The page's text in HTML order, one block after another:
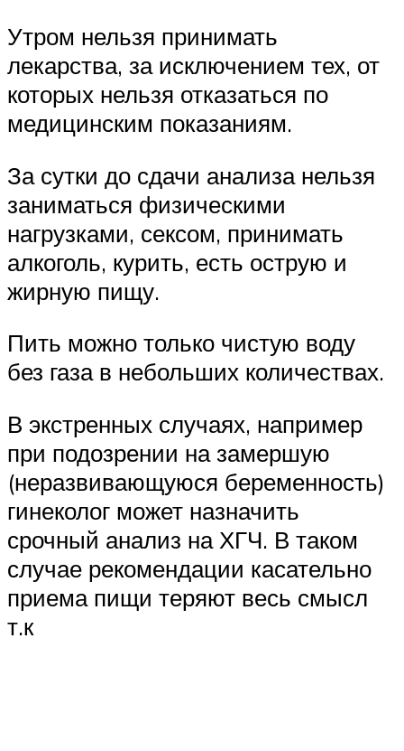
Утром нельзя принимать
лекарства, за исключением тех, от
которых нельзя отказаться по
медицинским показаниям.
За сутки до сдачи анализа нельзя
заниматься физическими
нагрузками, сексом, принимать
алкоголь, курить, есть острую и
жирную пищу.
Пить можно только чистую воду
без газа в небольших количествах.
В экстренных случаях, например
при подозрении на замершую
(неразвивающуюся беременность)
гинеколог может назначить
срочный анализ на ХГЧ. В таком
случае рекомендации касательно
приема пищи теряют весь смысл
т.к